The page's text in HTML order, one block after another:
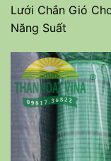
Lưới Chắn Gió
Năng Suất